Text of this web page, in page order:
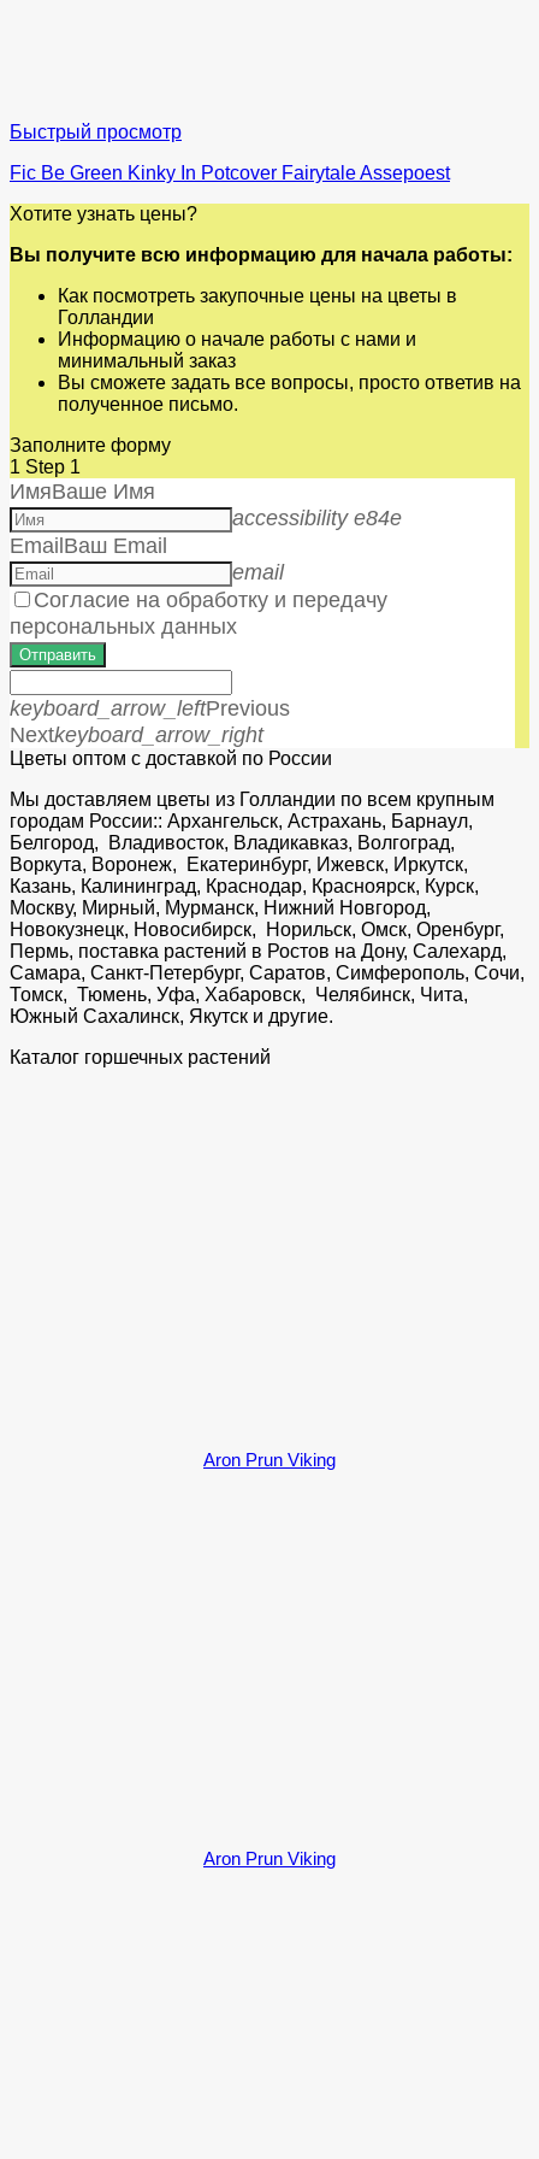
Быстрый просмотр
Fic Be Green Kinky In Potcover Fairytale Assepoest
Хотите узнать цены?
Вы получите всю информацию для начала работы:
Как посмотреть закупочные цены на цветы в
Голландии
Информацию о начале работы с нами и
минимальный заказ
Вы сможете задать все вопросы, просто ответив на
полученное письмо.
Заполните форму
1 Step 1
ИмяВаше Имя
accessibility e84e
EmailВаш Email
email
Согласие на обработку и передачу
персональных данных
Отправить
keyboard_arrow_leftPrevious
Nextkeyboard_arrow_right
Цветы оптом с доставкой по России
Мы доставляем цветы из Голландии по всем крупным
городам России:: Архангельск, Астрахань, Барнаул,
Белгород, Владивосток, Владикавказ, Волгоград,
Воркута, Воронеж, Екатеринбург, Ижевск, Иркутск,
Казань, Калининград, Краснодар, Красноярск, Курск,
Москву, Мирный, Мурманск, Нижний Новгород,
Новокузнецк, Новосибирск, Норильск, Омск, Оренбург,
Пермь, поставка растений в Ростов на Дону, Салехард,
Самара, Санкт-Петербург, Саратов, Симферополь, Сочи,
Томск, Тюмень, Уфа, Хабаровск, Челябинск, Чита,
Южный Сахалинск, Якутск и другие.
Каталог горшечных растений
Aron Prun Viking
Aron Prun Viking